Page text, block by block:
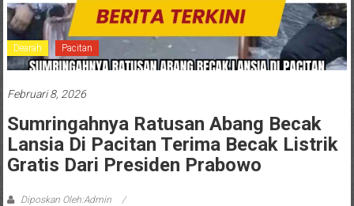
Dearah Pacitan
Februari 8, 2026
Sumringahnya Ratusan Abang Becak
Lansia Di Pacitan Terima Becak Listrik
Gratis Dari Presiden Prabowo
Diposkan Oleh:Admin